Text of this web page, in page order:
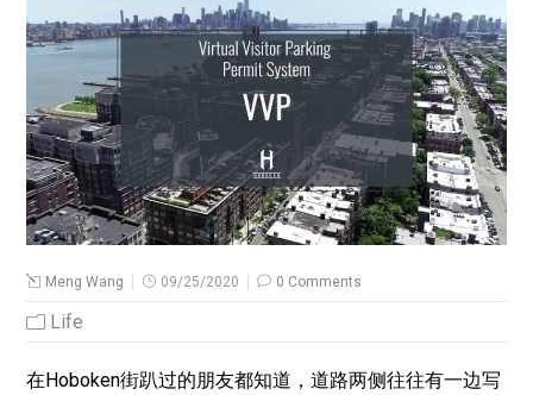
Meng Wang 09/25/2020 0 Comments
Life
在Hoboken街趴过的朋友都知道，道路两侧往往有一边写